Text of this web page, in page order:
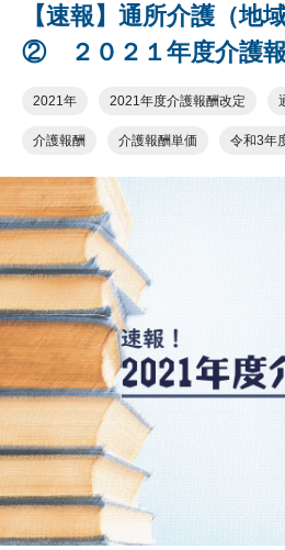
【速報】通所介護（地
② ２０２１年度介護
2021年 2021年度介護報酬改定
介護報酬 介護報酬単価 令和3年